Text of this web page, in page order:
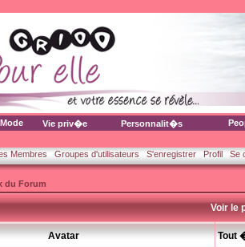
Mode Vie priv�e Personnalit�s
Membres Groupes d'utilisateurs S'enregistrer Profil Se
du Forum
Voir le
Avatar Tout